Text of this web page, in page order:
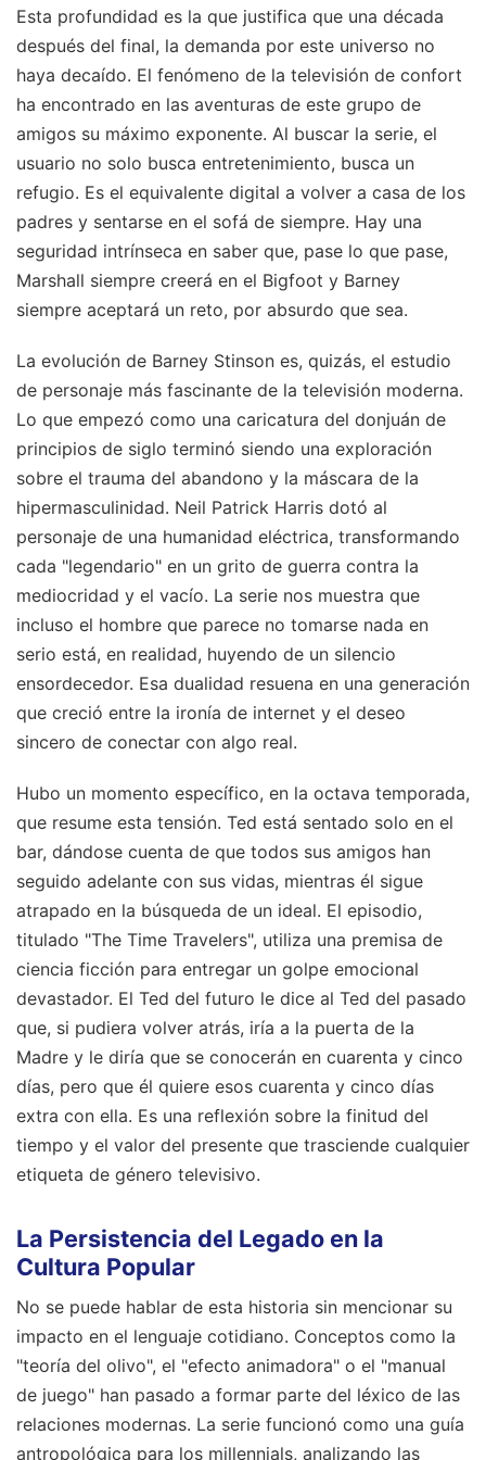
Esta profundidad es la que justifica que una década
después del final, la demanda por este universo no
haya decaído. El fenómeno de la televisión de confort
ha encontrado en las aventuras de este grupo de
amigos su máximo exponente. Al buscar la serie, el
usuario no solo busca entretenimiento, busca un
refugio. Es el equivalente digital a volver a casa de los
padres y sentarse en el sofá de siempre. Hay una
seguridad intrínseca en saber que, pase lo que pase,
Marshall siempre creerá en el Bigfoot y Barney
siempre aceptará un reto, por absurdo que sea.
La evolución de Barney Stinson es, quizás, el estudio
de personaje más fascinante de la televisión moderna.
Lo que empezó como una caricatura del donjuán de
principios de siglo terminó siendo una exploración
sobre el trauma del abandono y la máscara de la
hipermasculinidad. Neil Patrick Harris dotó al
personaje de una humanidad eléctrica, transformando
cada "legendario" en un grito de guerra contra la
mediocridad y el vacío. La serie nos muestra que
incluso el hombre que parece no tomarse nada en
serio está, en realidad, huyendo de un silencio
ensordecedor. Esa dualidad resuena en una generación
que creció entre la ironía de internet y el deseo
sincero de conectar con algo real.
Hubo un momento específico, en la octava temporada,
que resume esta tensión. Ted está sentado solo en el
bar, dándose cuenta de que todos sus amigos han
seguido adelante con sus vidas, mientras él sigue
atrapado en la búsqueda de un ideal. El episodio,
titulado "The Time Travelers", utiliza una premisa de
ciencia ficción para entregar un golpe emocional
devastador. El Ted del futuro le dice al Ted del pasado
que, si pudiera volver atrás, iría a la puerta de la
Madre y le diría que se conocerán en cuarenta y cinco
días, pero que él quiere esos cuarenta y cinco días
extra con ella. Es una reflexión sobre la finitud del
tiempo y el valor del presente que trasciende cualquier
etiqueta de género televisivo.
La Persistencia del Legado en la
Cultura Popular
No se puede hablar de esta historia sin mencionar su
impacto en el lenguaje cotidiano. Conceptos como la
"teoría del olivo", el "efecto animadora" o el "manual
de juego" han pasado a formar parte del léxico de las
relaciones modernas. La serie funcionó como una guía
antropológica para los millennials, analizando las